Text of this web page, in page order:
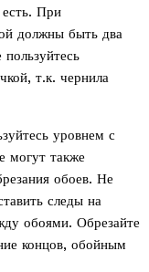
При
должны быть два
т.к. чернила
уровнем с
могут также
обоев. Не
следы на
обоями. Обрезайте
концов, обойным